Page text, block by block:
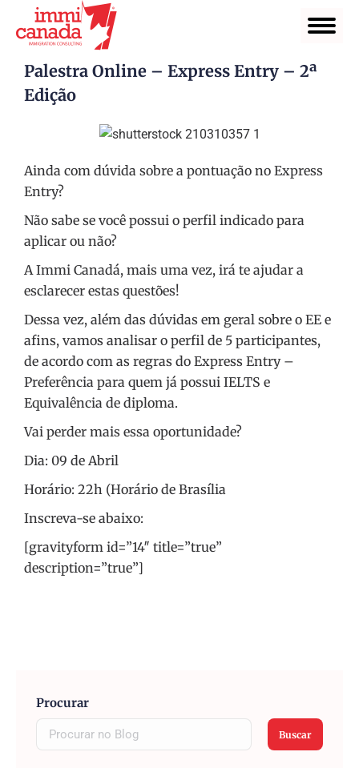
Palestra Online – Express Entry – 2ª
Edição
Ainda com dúvida sobre a pontuação no Express
Entry?
Não sabe se você possui o perfil indicado para
aplicar ou não?
A Immi Canadá, mais uma vez, irá te ajudar a
esclarecer estas questões!
Dessa vez, além das dúvidas em geral sobre o EE e
afins, vamos analisar o perfil de 5 participantes,
de acordo com as regras do Express Entry –
Preferência para quem já possui IELTS e
Equivalência de diploma.
Vai perder mais essa oportunidade?
Dia: 09 de Abril
Horário: 22h (Horário de Brasília
Inscreva-se abaixo:
[gravityform id=”14″ title=”true”
description=”true”]
Procurar
Buscar